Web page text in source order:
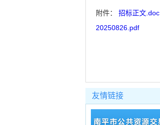
附件： 招标正文.doc
20250826.pdf
友情链接